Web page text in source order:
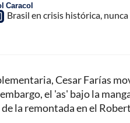
Caracol
Brasil en crisis histórica,
Cesar Farías
el 'as' bajo la
la remontada en el